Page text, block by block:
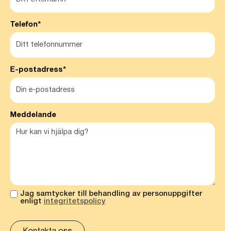
Telefon*
E-postadress*
Meddelande
Jag samtycker till behandling av personuppgifter
enligt integritetspolicy